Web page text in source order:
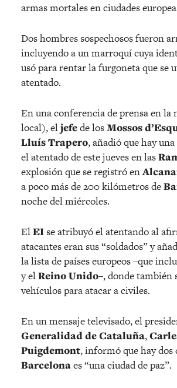
armas mortales en ciudades
Dos hombres sospechosos fueron
incluyendo a un marroquí cuya
usó para rentar la furgoneta que se
atentado.
En una conferencia de prensa en la
local), eljefede losMossos
Lluís Trapero, añadió que hay
el atentado de este jueves en las
explosión que se registró en
a poco más de 200 kilómetros de
noche del miércoles.
ElEIse atribuyó el atentando al
atacantes eran sus “soldados” y
la lista de países europeos –que
y elReino Unido–, donde también
vehículos para atacar a civiles.
En un mensaje televisado, el
Generalidad de Cataluña,
Puigdemont, informó que hay dos
Barcelonaes “una ciudad de paz”.